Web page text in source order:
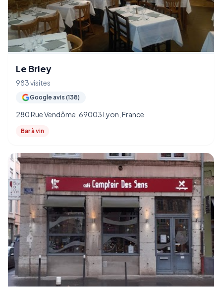
Le Briey
983 visites
Google avis (138)
280 Rue Vendôme, 69003 Lyon, France
Bar à vin